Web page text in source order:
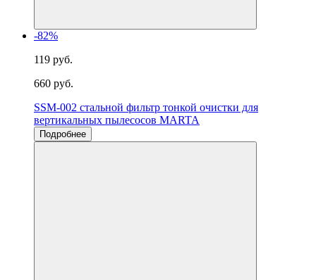
-82%
119 руб.
660 руб.
SSM-002 стальной фильтр тонкой очистки для
вертикальных пылесосов MARTA
Подробнее